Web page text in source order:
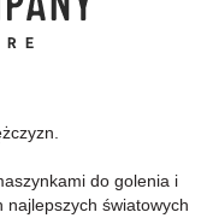
do golenia i
najlepszych światowych